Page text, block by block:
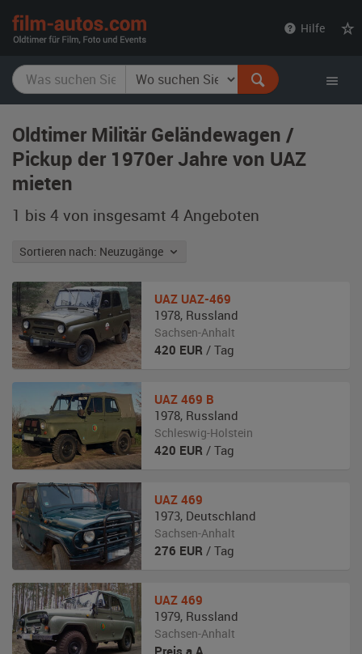
Hilfe
Oldtimer Militär Geländewagen /
Pickup der 1970er Jahre von UAZ
mieten
1 bis 4 von insgesamt 4 Angeboten
Sortieren nach: Neuzugänge
UAZ UAZ-469
1978, Russland
Sachsen-Anhalt
420 EUR / Tag
UAZ 469 B
1978, Russland
Schleswig-Holstein
420 EUR / Tag
UAZ 469
1973, Deutschland
Sachsen-Anhalt
276 EUR / Tag
UAZ 469
1979, Russland
Sachsen-Anhalt
Preis a.A.